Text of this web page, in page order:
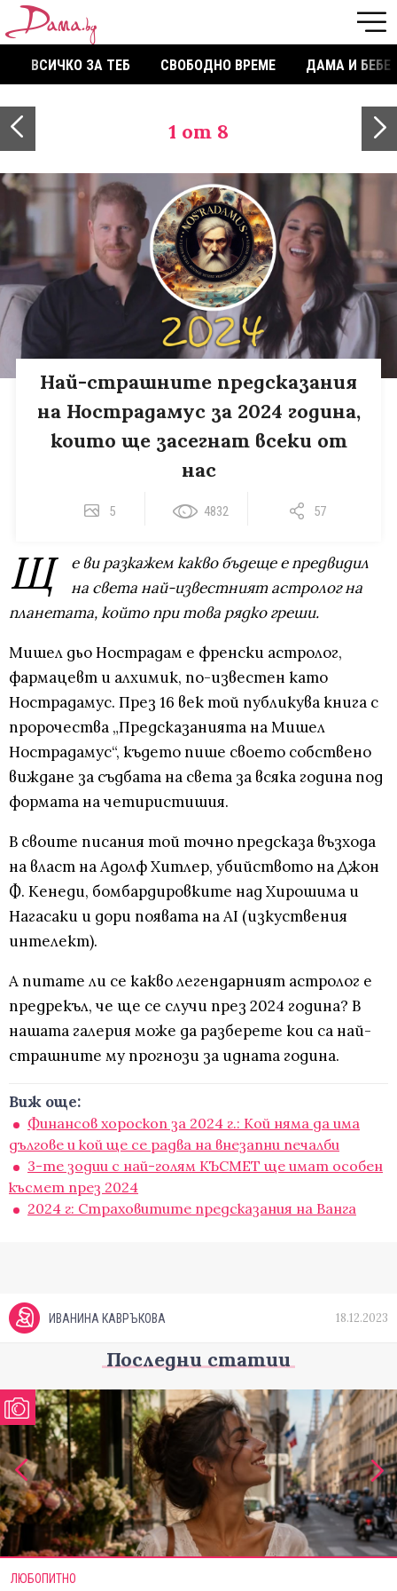
ВСИЧКО ЗА ТЕБ СВОБОДНО ВРЕМЕ ДАМА И БЕБЕ
1 от 8
Най-страшните предсказания
на Нострадамус за 2024 година,
които ще засегнат всеки от
нас
5 4832 57
Щ
е ви разкажем какво бъдеще е предвидил
на света най-известният астролог на
планетата, който при това рядко греши.
Мишел дьо Нострадам е френски астролог,
фармацевт и алхимик, по-известен като
Нострадамус. През 16 век той публикува книга с
пророчества „Предсказанията на Мишел
Нострадамус“, където пише своето собствено
виждане за съдбата на света за всяка година под
формата на четиристишия.
В своите писания той точно предсказа възхода
на власт на Адолф Хитлер, убийството на Джон
Ф. Кенеди, бомбардировките над Хирошима и
Нагасаки и дори появата на AI (изкуствения
интелект).
А питате ли се какво легендарният астролог е
предрекъл, че ще се случи през 2024 година? В
нашата галерия може да разберете кои са най-
страшните му прогнози за идната година.
Виж още:
Финансов хороскоп за 2024 г.: Кой няма да има
дългове и кой ще се радва на внезапни печалби
3-те зодии с най-голям КЪСМЕТ ще имат особен
късмет през 2024
2024 г: Страховитите предсказания на Ванга
ИВАНИНА КАВРЪКОВА 18.12.2023
Последни статии
ЛЮБОПИТНО